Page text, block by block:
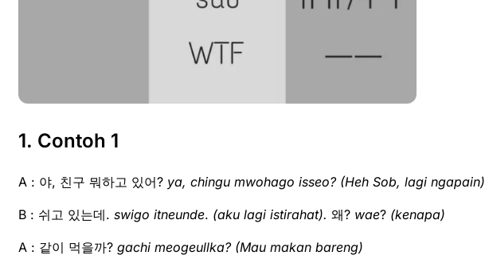
1. Contoh 1
A : 야, 친구 뭐하고 있어? ya, chingu mwohago isseo? (Heh Sob, lagi ngapain)
B : 쉬고 있는데. swigo itneunde. (aku lagi istirahat). 왜? wae? (kenapa)
A : 같이 먹을까? gachi meogeullka? (Mau makan bareng)